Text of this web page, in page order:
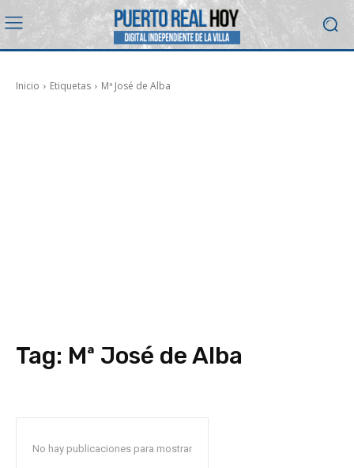
Inicio Etiquetas Mª José de Alba
Tag: Mª José de Alba
No hay publicaciones para mostrar